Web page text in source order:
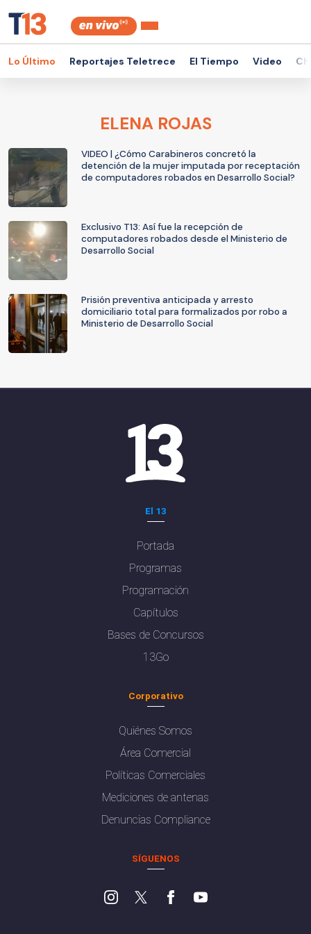
Lo Último Reportajes Teletrece El Tiempo Video
ELENA ROJAS
VIDEO | ¿Cómo Carabineros concretó la
detención de la mujer imputada por receptación
de computadores robados en Desarrollo Social?
Exclusivo T13: Así fue la recepción de
computadores robados desde el Ministerio de
Desarrollo Social
Prisión preventiva anticipada y arresto
domiciliario total para formalizados por robo a
Ministerio de Desarrollo Social
El 13
Portada
Programas
Programación
Capítulos
Bases de Concursos
13Go
Corporativo
Quiénes Somos
Área Comercial
Políticas Comerciales
Mediciones de antenas
Denuncias Compliance
SÍGUENOS